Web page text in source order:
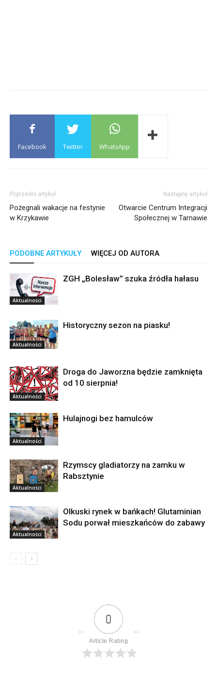
Facebook Twitter WhatsApp
Poprzedni artykuł
Pożegnali wakacje na festynie
w Krzykawie
Następny artykuł
Otwarcie Centrum Integracji
Społecznej w Tarnawie
PODOBNE ARTYKUŁY WIĘCEJ OD AUTORA
Aktualności
ZGH „Bolesław” szuka źródła hałasu
Aktualności
Historyczny sezon na piasku!
Aktualności
Droga do Jaworzna będzie zamknięta
od 10 sierpnia!
Aktualności
Hulajnogi bez hamulców
Aktualności
Rzymscy gladiatorzy na zamku w
Rabsztynie
Aktualności
Olkuski rynek w bańkach! Glutaminian
Sodu porwał mieszkańców do zabawy
0
Article Rating